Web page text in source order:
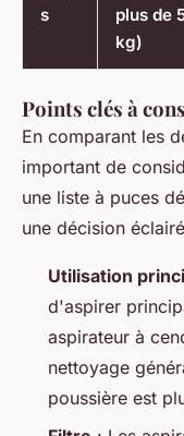
s
plus de
kg)
Points clés à
En comparant les
important de
une liste à puces
une décision
Utilisation
d'aspirer
aspirateur à
nettoyage
poussière est